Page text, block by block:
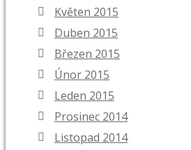
Květen 2015
Duben 2015
Březen 2015
Únor 2015
Leden 2015
Prosinec 2014
Listopad 2014